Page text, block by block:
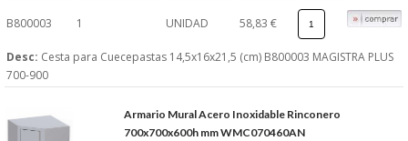
B800003 1 UNIDAD 58,83 €
Desc: Cesta para Cuecepastas 14,5x16x21,5 (cm) B800003 MAGISTRA PLUS
700-900
Armario Mural Acero Inoxidable Rinconero
700x700x600h mm WMC070460AN